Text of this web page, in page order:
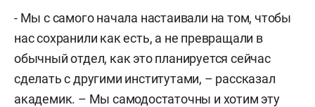
- Мы с самого начала настаивали на том, чтобы
нас сохранили как есть, а не превращали в
обычный отдел, как это планируется сейчас
сделать с другими институтами, – рассказал
академик. – Мы самодостаточны и хотим эту